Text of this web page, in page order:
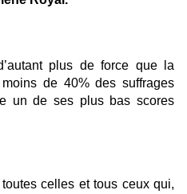
plus de force que la
de 40% des suffrages
un de ses plus bas scores
celles et tous ceux qui,